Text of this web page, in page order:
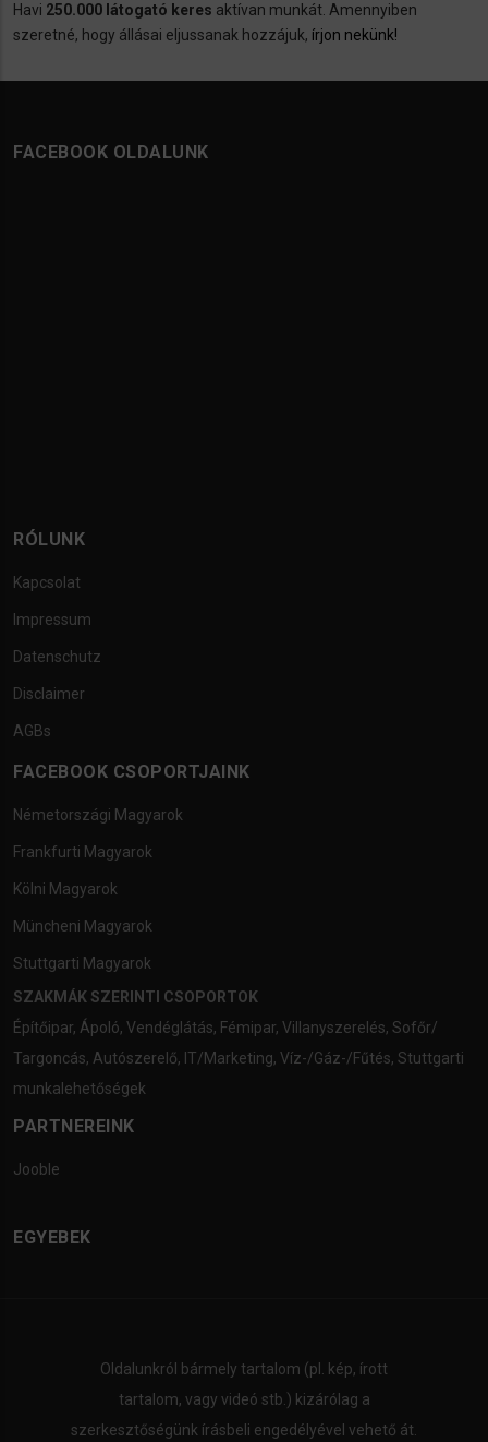
Havi 250.000 látogató keres aktívan munkát. Amennyiben
szeretné, hogy állásai eljussanak hozzájuk, írjon nekünk!
FACEBOOK OLDALUNK
RÓLUNK
Kapcsolat
Impressum
Datenschutz
Disclaimer
AGBs
FACEBOOK CSOPORTJAINK
Németországi Magyarok
Frankfurti Magyarok
Kölni Magyarok
Müncheni Magyarok
Stuttgarti Magyarok
SZAKMÁK SZERINTI CSOPORTOK
Építőipar, Ápoló, Vendéglátás, Fémipar, Villanyszerelés, Sofőr/
Targoncás, Autószerelő, IT/Marketing, Víz-/Gáz-/Fűtés, Stuttgarti
munkalehetőségek
PARTNEREINK
Jooble
EGYEBEK
Oldalunkról bármely tartalom (pl. kép, írott
tartalom, vagy videó stb.) kizárólag a
szerkesztőségünk írásbeli engedélyével vehető át.